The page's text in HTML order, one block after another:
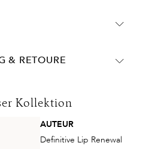
& RETOURE
Kollektion
AUTEUR
Definitive Lip Renewal